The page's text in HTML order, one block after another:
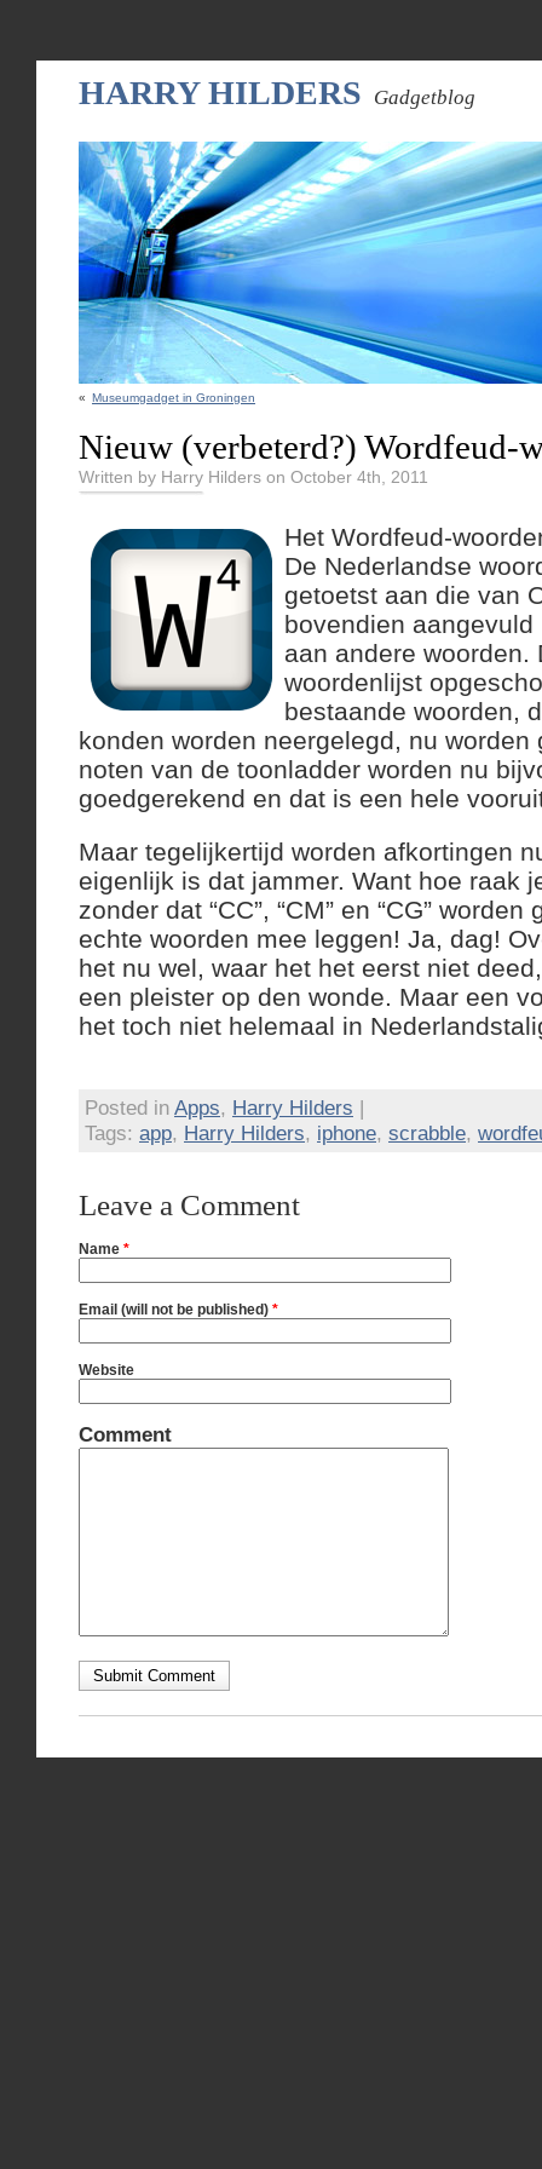
HARRY HILDERS Gadgetblog
« Museumgadget in Groningen
Nieuw (verbeterd?) Wordfeud-
Written by Harry Hilders on October 4th, 2011
Het Wordfeud-
De Nederlandse
getoetst aan die van
bovendien
aan andere woorden.
woordenlijst
bestaande woorden,
konden worden neergelegd, nu worden
noten van de toonladder worden nu
goedgerekend en dat is een hele
Maar tegelijkertijd worden afkortingen
eigenlijk is dat jammer. Want hoe raak
zonder dat “CC”, “CM” en “CG”
echte woorden mee leggen! Ja, dag!
het nu wel, waar het het eerst niet
een pleister op den wonde. Maar een
het toch niet helemaal in
Posted in Apps, Harry Hilders |
Tags: app, Harry Hilders, iphone, scrabble,
Leave a Comment
Name *
Email (will not be published) *
Website
Comment